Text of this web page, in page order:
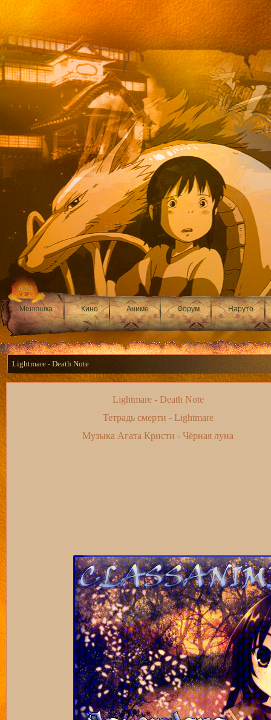
Менюшка Кино Аниме Форум Наруто
Lightmare - Death Note
Lightmare - Death Note
Тетрадь смерти - Lightmare
Музыка Агата Кристи - Чёрная луна